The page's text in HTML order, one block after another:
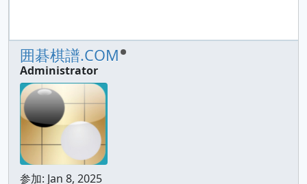
囲碁棋譜.COM
Administrator
参加: Jan 8, 2025